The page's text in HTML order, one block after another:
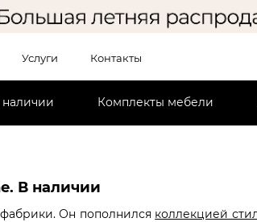
Услуги Контакты
Комплекты мебели
В наличии
Он пополнился коллекцией